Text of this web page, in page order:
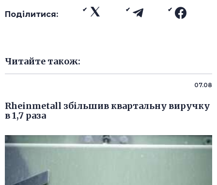
Поділитися:
Читайте також:
07.08
Rheinmetall збільшив квартальну виручку
в 1,7 раза